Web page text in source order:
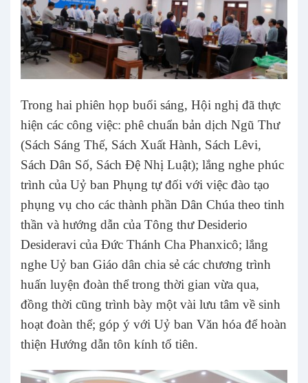
Trong hai phiên họp buổi sáng, Hội nghị đã thực
hiện các công việc: phê chuẩn bản dịch Ngũ Thư
(Sách Sáng Thế, Sách Xuất Hành, Sách Lêvi,
Sách Dân Số, Sách Đệ Nhị Luật); lắng nghe phúc
trình của Uỷ ban Phụng tự đối với việc đào tạo
phụng vụ cho các thành phần Dân Chúa theo tinh
thần và hướng dẫn của Tông thư Desiderio
Desideravi của Đức Thánh Cha Phanxicô; lắng
nghe Uỷ ban Giáo dân chia sẻ các chương trình
huấn luyện đoàn thể trong thời gian vừa qua,
đồng thời cũng trình bày một vài lưu tâm về sinh
hoạt đoàn thể; góp ý với Uỷ ban Văn hóa để hoàn
thiện Hướng dẫn tôn kính tổ tiên.